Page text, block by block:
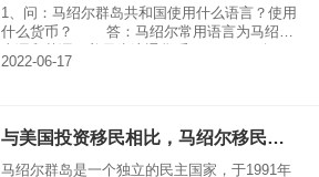
1、问：马绍尔群岛共和国使用什么语言？使用
什么货币？ 答：马绍尔常用语言为马绍尔
马绍尔群岛共和国与北京时差多少时间？
2022-06-17
马绍尔群岛是一个独立的民主国家，于1991年